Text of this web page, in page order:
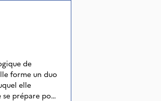
de
forme un duo
elle
prépare pour